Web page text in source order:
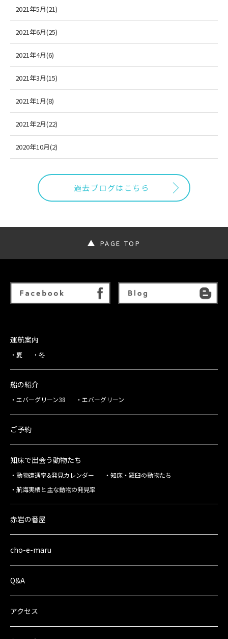
2021年5月(21)
2021年6月(25)
2021年4月(6)
2021年3月(15)
2021年1月(8)
2021年2月(22)
2020年10月(2)
過去ブログはこちら
PAGE TOP
運航案内
夏 冬
船の紹介
エバーグリーン38 エバーグリーン
ご予約
知床で出会う動物たち
動物遭遇率&発見カレンダー
知床・羅臼の動物たち
航海実績と主な動物の発見率
赤岩の番屋
cho-e-maru
Q&A
アクセス